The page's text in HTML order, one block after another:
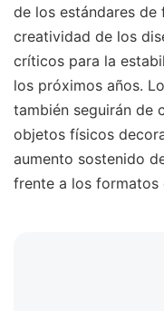
de los estándares
creatividad de los
críticos para la
los próximos años.
también seguirán de
objetos físicos
aumento sostenido
frente a los formatos